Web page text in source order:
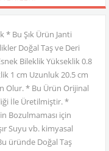
* Bu Şık Ürün Janti
Doğal Taş ve Deri
Bileklik Yükseklik 0.8
1 cm Uzunluk 20.5 cm
Olur. * Bu Ürün Orijinal
İle Üretilmiştir. *
Bozulmaması için
Suyu vb. kimyasal
üründe Doğal Taş